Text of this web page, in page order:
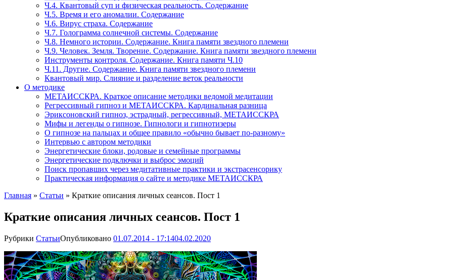
Ч.4. Квантовый суп и физическая реальность. Содержание
Ч.5. Время и его аномалии. Содержание
Ч.6. Вирус страха. Содержание
Ч.7. Голограмма солнечной системы. Содержание
Ч.8. Немного истории. Содержание. Книга памяти звездного племени
Ч.9. Человек. Земля. Творение. Содержание. Книга памяти звездного племени
Инструменты контроля. Содержание. Книга памяти Ч.10
Ч.11. Другие. Содержание. Книга памяти звездного племени
Квантовый мир. Слияние и разделение веток реальности
О методике
МЕТАИССКРА. Краткое описание методики ведомой медитации
Регрессивный гипноз и МЕТАИССКРА. Кардинальная разница
Эриксоновский гипноз, эстрадный, регрессивный, МЕТАИССКРА
Мифы и легенды о гипнозе. Гипнологи и гипнотизеры
О гипнозе на пальцах и общее правило «обычно бывает по-разному»
Интервью с автором методики
Энергетические блоки, родовые и семейные программы
Энергетические подключки и выброс эмоций
Поиск пропавших через медитативные практики и экстрасенсорику
Практическая информация о сайте и методике МЕТАИССКРА
Главная » Статьи » Краткие описания личных сеансов. Пост 1
Краткие описания личных сеансов. Пост 1
Рубрики СтатьиОпубликовано 01.07.2014 - 17:1404.02.2020